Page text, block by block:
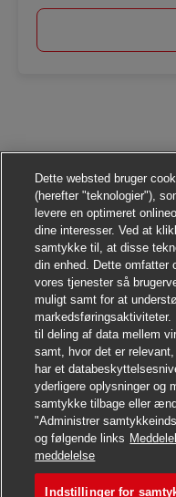
Dette websted bruger
(herefter "teknologier"),
levere en optimeret
dine interesser. Ved at
samtykke til, at disse
din enhed. Dette omfatter
vores tjenester så
muligt samt for at
til deling af data mellem
samt, hvor det er
har et
yderligere oplysninger og
samtykke tilbage eller
"Administrer
og følgende links
meddelelse
Indstillinger for